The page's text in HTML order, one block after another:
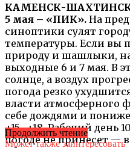
КАМЕНСК-
5 мая – «ПИК». На
синоптики сулят
температуры. Если вы
природу и шашлыки,
выходные 6 и 7 мая. В
солнце, а воздух
погода резко
власти атмосферного
себе дождями и
+15…+18. Рабочий день
погоде не принесет —
Продолжить чтение
Может также заинтересовать